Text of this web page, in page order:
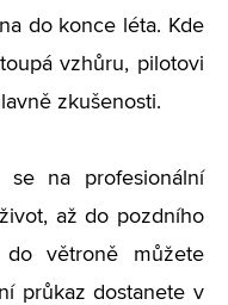
do konce léta. Kde
vzhůru, pilotovi
zkušenosti.
se na profesionální
až do pozdního
větroně můžete
průkaz dostanete v